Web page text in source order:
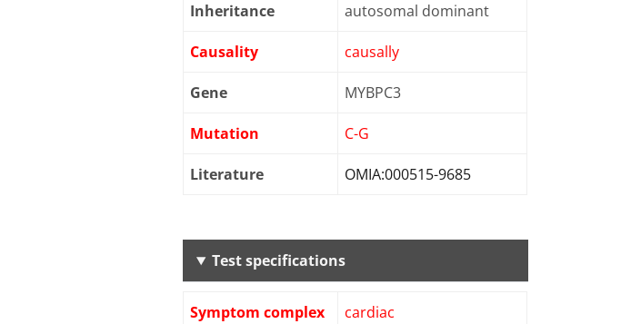
Inheritance autosomal dominant
Causality causally
Gene MYBPC3
Mutation C-G
Literature OMIA:000515-9685
Test specifications
Symptom complex cardiac